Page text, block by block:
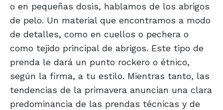
o en pequeñas dosis, hablamos de los abrigos
de pelo. Un material que encontramos a modo
de detalles, como en cuellos o pechera o
como tejido principal de abrigos. Este tipo de
prenda le dará un punto rockero o étnico,
según la firma, a tu estilo. Mientras tanto, las
tendencias de la primavera anuncian una clara
predominancia de las prendas técnicas y de